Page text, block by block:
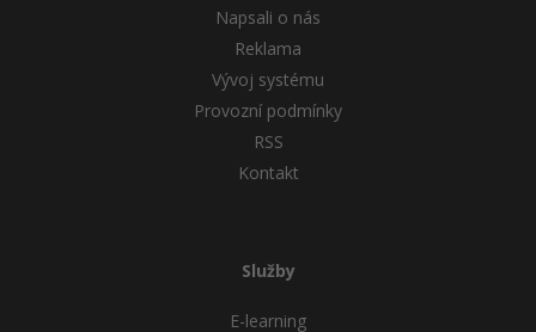
Napsali o nás
Reklama
Vývoj systému
Provozní podmínky
RSS
Kontakt
Služby
E-learning